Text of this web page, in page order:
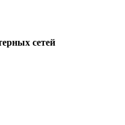
сетей